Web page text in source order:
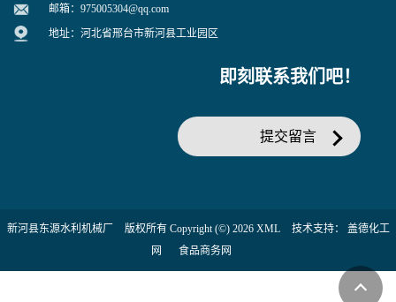
邮箱： 975005304@qq.com
地址：河北省邢台市新河县工业园区
即刻联系我们吧！
提交留言
新河县东源水利机械厂 版权所有 Copyright (©) 2026 XML 技术支持： 盖德化工
网
食品商务网